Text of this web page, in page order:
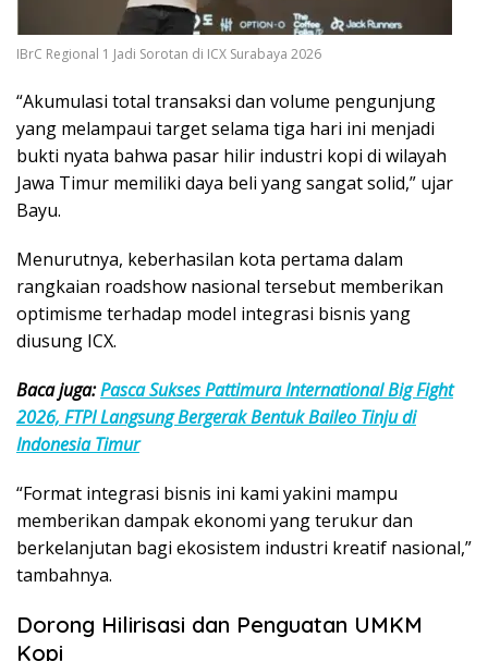
IBrC Regional 1 Jadi Sorotan di ICX Surabaya 2026
“Akumulasi total transaksi dan volume pengunjung
yang melampaui target selama tiga hari ini menjadi
bukti nyata bahwa pasar hilir industri kopi di wilayah
Jawa Timur memiliki daya beli yang sangat solid,” ujar
Bayu.
Menurutnya, keberhasilan kota pertama dalam
rangkaian roadshow nasional tersebut memberikan
optimisme terhadap model integrasi bisnis yang
diusung ICX.
Baca juga:Pasca Sukses Pattimura International Big Fight
2026, FTPI Langsung Bergerak Bentuk Baileo Tinju di
Indonesia Timur
“Format integrasi bisnis ini kami yakini mampu
memberikan dampak ekonomi yang terukur dan
berkelanjutan bagi ekosistem industri kreatif nasional,”
tambahnya.
Dorong Hilirisasi dan Penguatan UMKM
Kopi